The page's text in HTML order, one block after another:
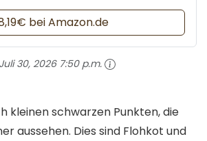
bei Amazon.de
Juli 30, 2026 7:50 p.m.
kleinen schwarzen Punkten, die
aussehen. Dies sind Flohkot und